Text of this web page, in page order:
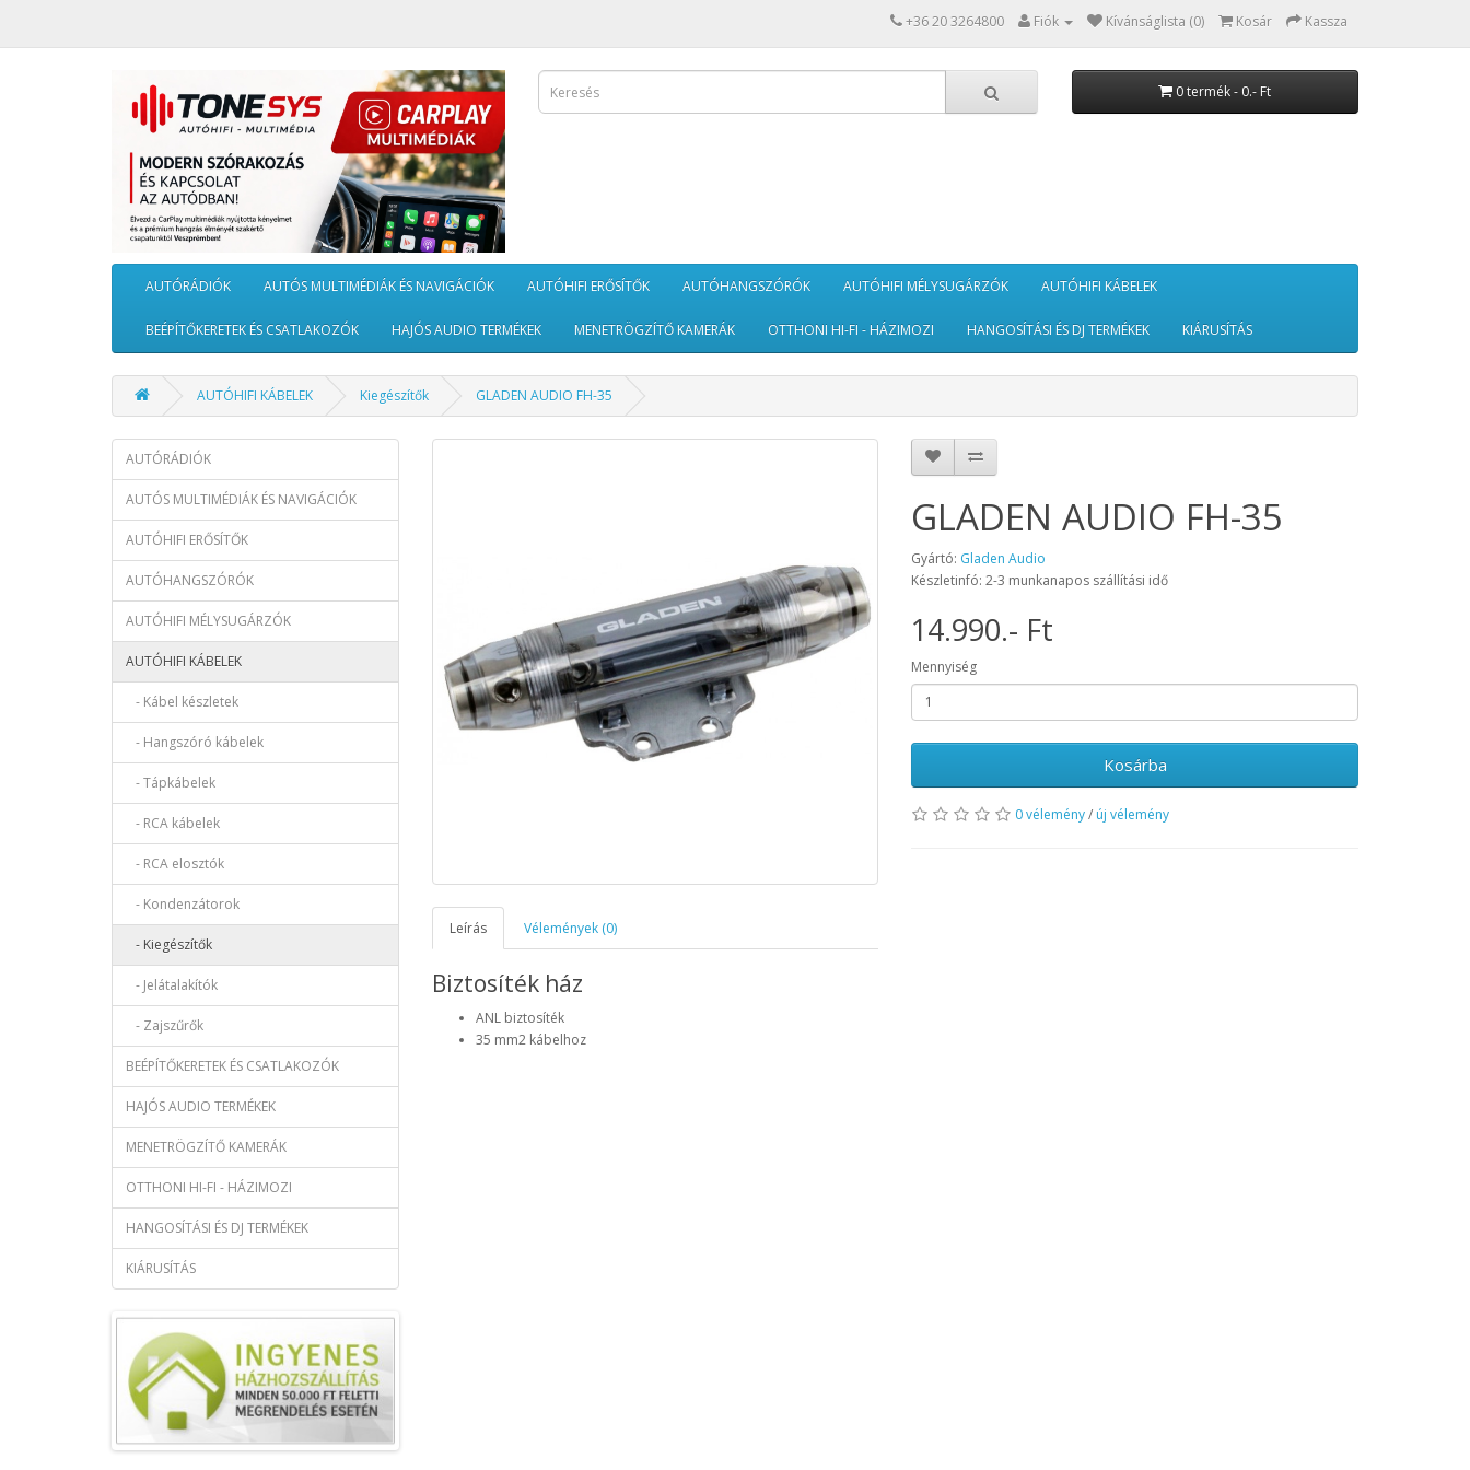
+36 20 3264800 Fiók Kívánságlista (0) Kosár Kassza
0 termék - 0.- Ft
AUTÓRÁDIÓK AUTÓS MULTIMÉDIÁK ÉS NAVIGÁCIÓK AUTÓHIFI ERŐSÍTŐK AUTÓHANGSZÓRÓK AUTÓHIFI MÉLYSUGÁRZÓK AUTÓHIFI KÁBELEK
BEÉPÍTŐKERETEK ÉS CSATLAKOZÓK HAJÓS AUDIO TERMÉKEK MENETRÖGZÍTŐ KAMERÁK OTTHONI HI-FI - HÁZIMOZI HANGOSÍTÁSI ÉS DJ TERMÉKEK KIÁRUSÍTÁS
AUTÓHIFI KÁBELEK Kiegészítők GLADEN AUDIO FH-35
AUTÓRÁDIÓK
AUTÓS MULTIMÉDIÁK ÉS NAVIGÁCIÓK
AUTÓHIFI ERŐSÍTŐK
AUTÓHANGSZÓRÓK
AUTÓHIFI MÉLYSUGÁRZÓK
AUTÓHIFI KÁBELEK
- Kábel készletek
- Hangszóró kábelek
- Tápkábelek
- RCA kábelek
- RCA elosztók
- Kondenzátorok
- Kiegészítők
- Jelátalakítók
- Zajszűrők
BEÉPÍTŐKERETEK ÉS CSATLAKOZÓK
HAJÓS AUDIO TERMÉKEK
MENETRÖGZÍTŐ KAMERÁK
OTTHONI HI-FI - HÁZIMOZI
HANGOSÍTÁSI ÉS DJ TERMÉKEK
KIÁRUSÍTÁS
Leírás Vélemények (0)
Biztosíték ház
ANL biztosíték
35 mm2 kábelhoz
GLADEN AUDIO FH-35
Gyártó: Gladen Audio
Készletinfó: 2-3 munkanapos szállítási idő
14.990.- Ft
Mennyiség
Kosárba
0 vélemény/ új vélemény